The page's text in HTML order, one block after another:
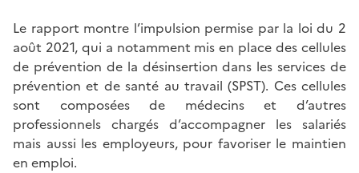
Le rapport montre l’impulsion permise par la loi du 2
août 2021, qui a notamment mis en place des cellules
de prévention de la désinsertion dans les services de
prévention et de santé au travail (SPST). Ces cellules
sont composées de médecins et d’autres
professionnels chargés d’accompagner les salariés
mais aussi les employeurs, pour favoriser le maintien
en emploi.